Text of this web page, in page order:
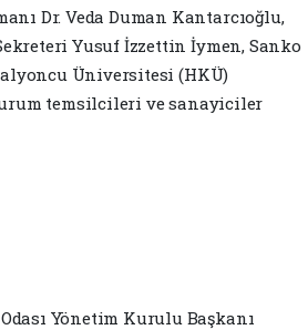
Dr. Veda Duman Kantarcıoğlu,
Yusuf İzzettin İymen, Sanko
Üniversitesi (HKÜ)
temsilcileri ve sanayiciler
Yönetim Kurulu Başkanı